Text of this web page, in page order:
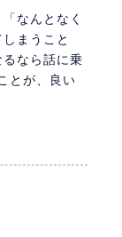
なんとなく
まうこと
なら話に乗
とが、良い